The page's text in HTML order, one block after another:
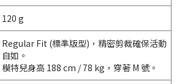
120 g
Regular Fit (標準版型)，精密剪裁確保活動
自如。
模特兒身高 188 cm / 78 kg，穿著 M 號。